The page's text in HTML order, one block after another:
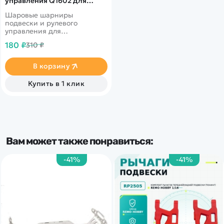
1/16
Шасси и кузов
Другие элементы
8шт, MJX-Q1602
Шаровые шарниры
подвески и рулевого
управления для
автомоделей MJX масштаба
180 ₽310 ₽
В корзину
Купить в 1 клик
Вам может также понравиться:
-41%
-41%